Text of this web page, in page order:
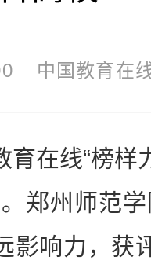
中国教育在
在线“榜样
郑州师范
影响力，获